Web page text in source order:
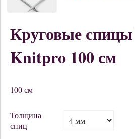
Круговые
Knitpro 100 см
100 см
Толщина
спиц